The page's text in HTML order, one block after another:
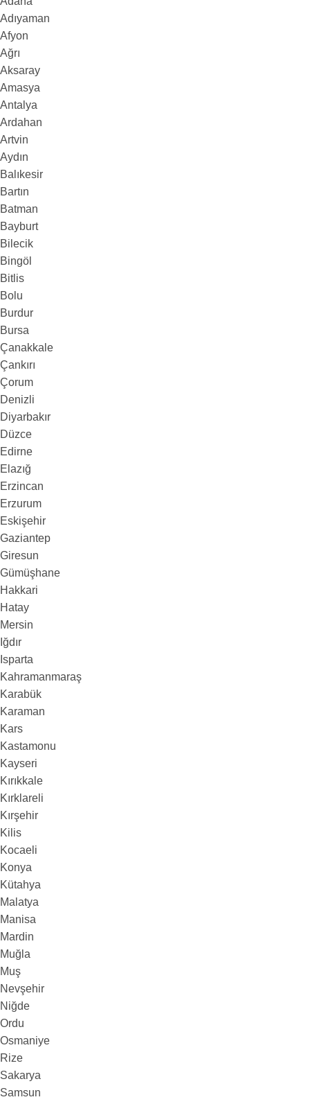
Adıyaman
Afyon
Ağrı
Aksaray
Amasya
Antalya
Ardahan
Artvin
Aydın
Balıkesir
Bartın
Batman
Bayburt
Bilecik
Bingöl
Bitlis
Bolu
Burdur
Bursa
Çanakkale
Çankırı
Çorum
Denizli
Diyarbakır
Düzce
Edirne
Elazığ
Erzincan
Erzurum
Eskişehir
Gaziantep
Giresun
Gümüşhane
Hakkari
Hatay
Mersin
Iğdır
Isparta
Kahramanmaraş
Karabük
Karaman
Kars
Kastamonu
Kayseri
Kırıkkale
Kırklareli
Kırşehir
Kilis
Kocaeli
Konya
Kütahya
Malatya
Manisa
Mardin
Muğla
Muş
Nevşehir
Niğde
Ordu
Osmaniye
Rize
Sakarya
Samsun